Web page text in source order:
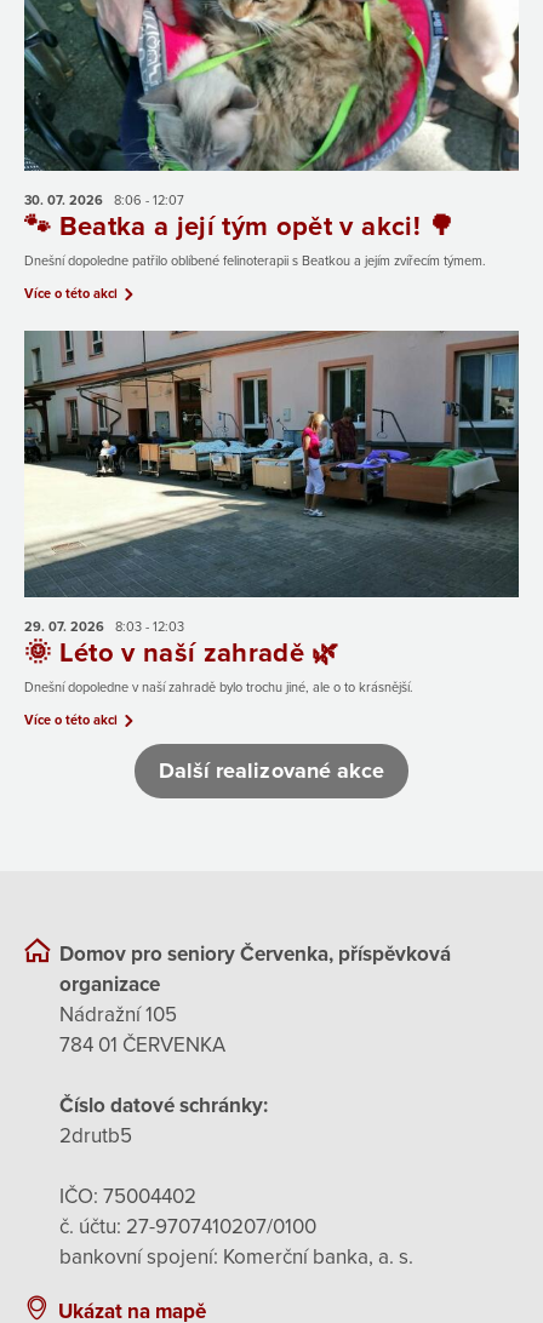
30. 07. 2026 8:06 - 12:07
🐾 Beatka a její tým opět v akci! 🌳
Dnešní dopoledne patřilo oblíbené felinoterapii s Beatkou a jejím zvířecím týmem.
Více o této akci
29. 07. 2026 8:03 - 12:03
🌞 Léto v naší zahradě 🌿
Dnešní dopoledne v naší zahradě bylo trochu jiné, ale o to krásnější.
Více o této akci
Další realizované akce
Domov pro seniory Červenka, příspěvková
organizace
Nádražní 105
784 01 ČERVENKA
Číslo datové schránky:
2drutb5
IČO: 75004402
č. účtu: 27-9707410207/0100
bankovní spojení: Komerční banka, a. s.
Ukázat na mapě